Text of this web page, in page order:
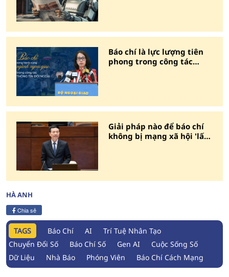
Báo chí là lực lượng tiên
phong trong công tác
Giải pháp nào để báo chí
không bị mạng xã hội 'lấy
HÀ ANH
Chia sẻ
TAGS Báo Chí AI
Trí Tuệ Nhân Tạo
Chuyển Đổi Số
Báo Chí Số Gen AI
Cuộc Sống Số
Dữ Liệu
Nhà Báo Phóng Viên Báo Chí Cách Mạng